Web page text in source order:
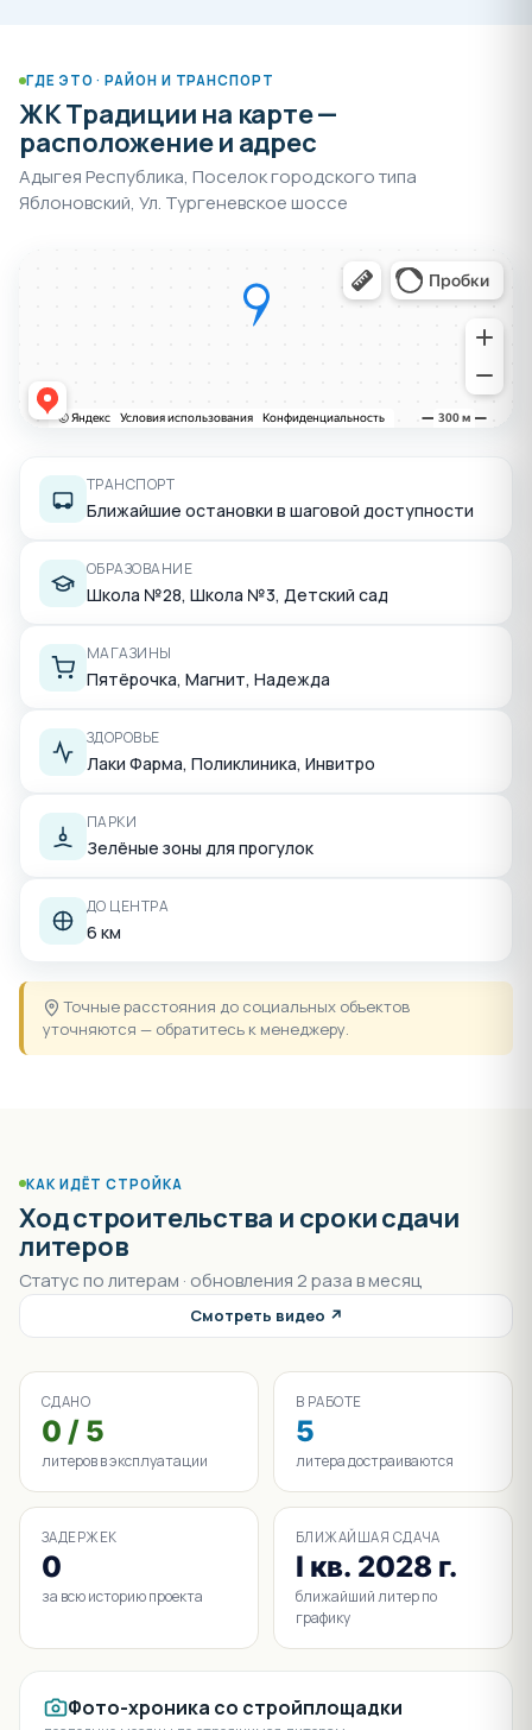
ГДЕ ЭТО · РАЙОН И ТРАНСПОРТ
ЖК Традиции на карте —
расположение и адрес
Адыгея Республика, Поселок городского типа
Яблоновский, Ул. Тургеневское шоссе
ТРАНСПОРТ
Ближайшие остановки в шаговой доступности
ОБРАЗОВАНИЕ
Школа №28, Школа №3, Детский сад
МАГАЗИНЫ
Пятёрочка, Магнит, Надежда
ЗДОРОВЬЕ
Лаки Фарма, Поликлиника, Инвитро
ПАРКИ
Зелёные зоны для прогулок
ДО ЦЕНТРА
6 км
Точные расстояния до социальных объектов
уточняются — обратитесь к менеджеру.
КАК ИДЁТ СТРОЙКА
Ход строительства и сроки сдачи
литеров
Статус по литерам · обновления 2 раза в месяц
Смотреть видео ↗
СДАНО
0 / 5
литеров в эксплуатации
В РАБОТЕ
5
литера достраиваются
ЗАДЕРЖЕК
0
за всю историю проекта
БЛИЖАЙШАЯ СДАЧА
I кв. 2028 г.
ближайший литер по
графику
Фото-хроника со стройплощадки